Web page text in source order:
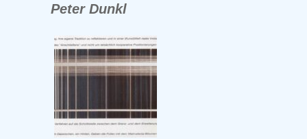
Peter Dunkl